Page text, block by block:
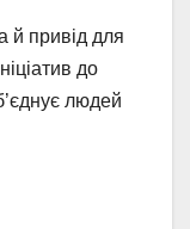
й привід для
до
людей